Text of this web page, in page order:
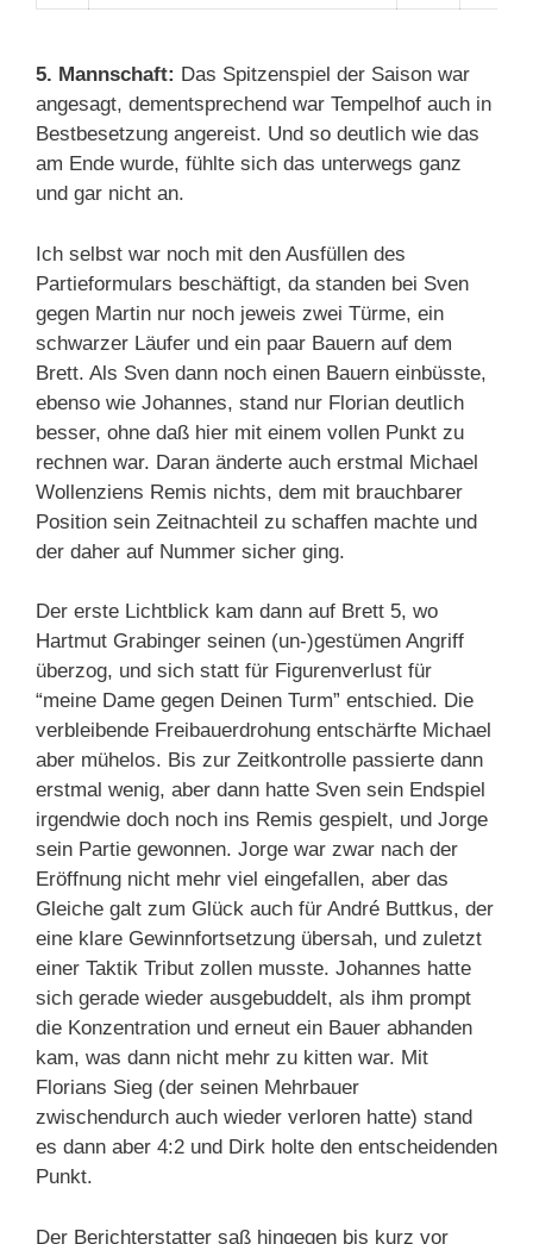
5. Mannschaft: Das Spitzenspiel der Saison war
angesagt, dementsprechend war Tempelhof auch in
Bestbesetzung angereist. Und so deutlich wie das
am Ende wurde, fühlte sich das unterwegs ganz
und gar nicht an.
Ich selbst war noch mit den Ausfüllen des
Partieformulars beschäftigt, da standen bei Sven
gegen Martin nur noch jeweis zwei Türme, ein
schwarzer Läufer und ein paar Bauern auf dem
Brett. Als Sven dann noch einen Bauern einbüsste,
ebenso wie Johannes, stand nur Florian deutlich
besser, ohne daß hier mit einem vollen Punkt zu
rechnen war. Daran änderte auch erstmal Michael
Wollenziens Remis nichts, dem mit brauchbarer
Position sein Zeitnachteil zu schaffen machte und
der daher auf Nummer sicher ging.
Der erste Lichtblick kam dann auf Brett 5, wo
Hartmut Grabinger seinen (un-)gestümen Angriff
überzog, und sich statt für Figurenverlust für
“meine Dame gegen Deinen Turm” entschied. Die
verbleibende Freibauerdrohung entschärfte Michael
aber mühelos. Bis zur Zeitkontrolle passierte dann
erstmal wenig, aber dann hatte Sven sein Endspiel
irgendwie doch noch ins Remis gespielt, und Jorge
sein Partie gewonnen. Jorge war zwar nach der
Eröffnung nicht mehr viel eingefallen, aber das
Gleiche galt zum Glück auch für André Buttkus, der
eine klare Gewinnfortsetzung übersah, und zuletzt
einer Taktik Tribut zollen musste. Johannes hatte
sich gerade wieder ausgebuddelt, als ihm prompt
die Konzentration und erneut ein Bauer abhanden
kam, was dann nicht mehr zu kitten war. Mit
Florians Sieg (der seinen Mehrbauer
zwischendurch auch wieder verloren hatte) stand
es dann aber 4:2 und Dirk holte den entscheidenden
Punkt.
Der Berichterstatter saß hingegen bis kurz vor